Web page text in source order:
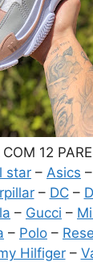
12
star – Asics –
– DC–
– Gucci –
– Polo –
Hilfiger–